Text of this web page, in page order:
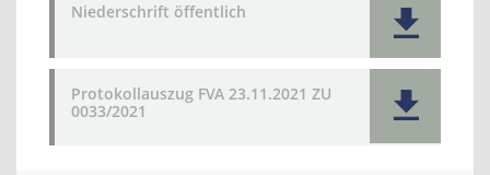
Niederschrift öffentlich
Protokollauszug FVA 23.11.2021 ZU
0033/2021